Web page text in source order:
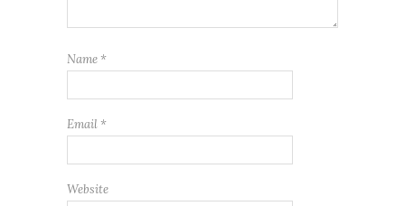
Name *
Email *
Website